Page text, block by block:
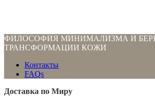
ФИЛОСОФИЯ МИНИМАЛИЗМА И
ТРАНСФОРМАЦИИ КОЖИ
Контакты
FAQs
Доставка по Миру